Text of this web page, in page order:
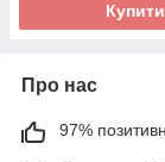
Купити
Про нас
97%